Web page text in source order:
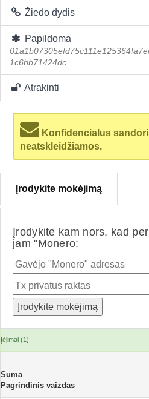
Žiedo dydis
Papildoma
1c6bb71424dc
Atrakinti
Konfidencialus
neatskleidžiamos.
Įrodykite mokėjimą
Įrodykite kam nors, kad
jam "Monero:
Įėjimai (1)
Suma
Pagrindinis vaizdas